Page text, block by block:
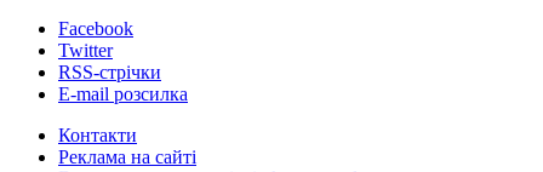
Facebook
Twitter
RSS-стрічки
E-mail розсилка
Контакти
Реклама на сайті